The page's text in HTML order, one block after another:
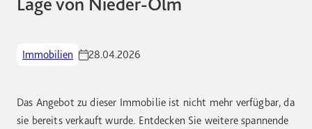
Immobilien 28.04.2026
Das Angebot zu dieser Immobilie ist nicht mehr verfügbar, da
sie bereits verkauft wurde. Entdecken Sie weitere spannende